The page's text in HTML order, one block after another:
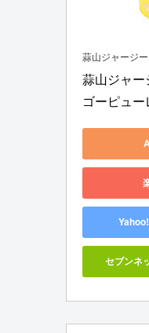
蒜山ジャージー
蒜山ジャ
ゴーピュー
セブンネ